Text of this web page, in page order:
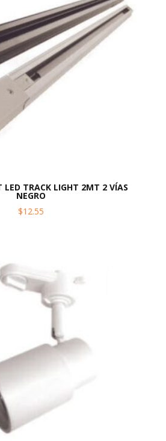
LED TRACK LIGHT 2MT 2 VÍAS
NEGRO
$12.55